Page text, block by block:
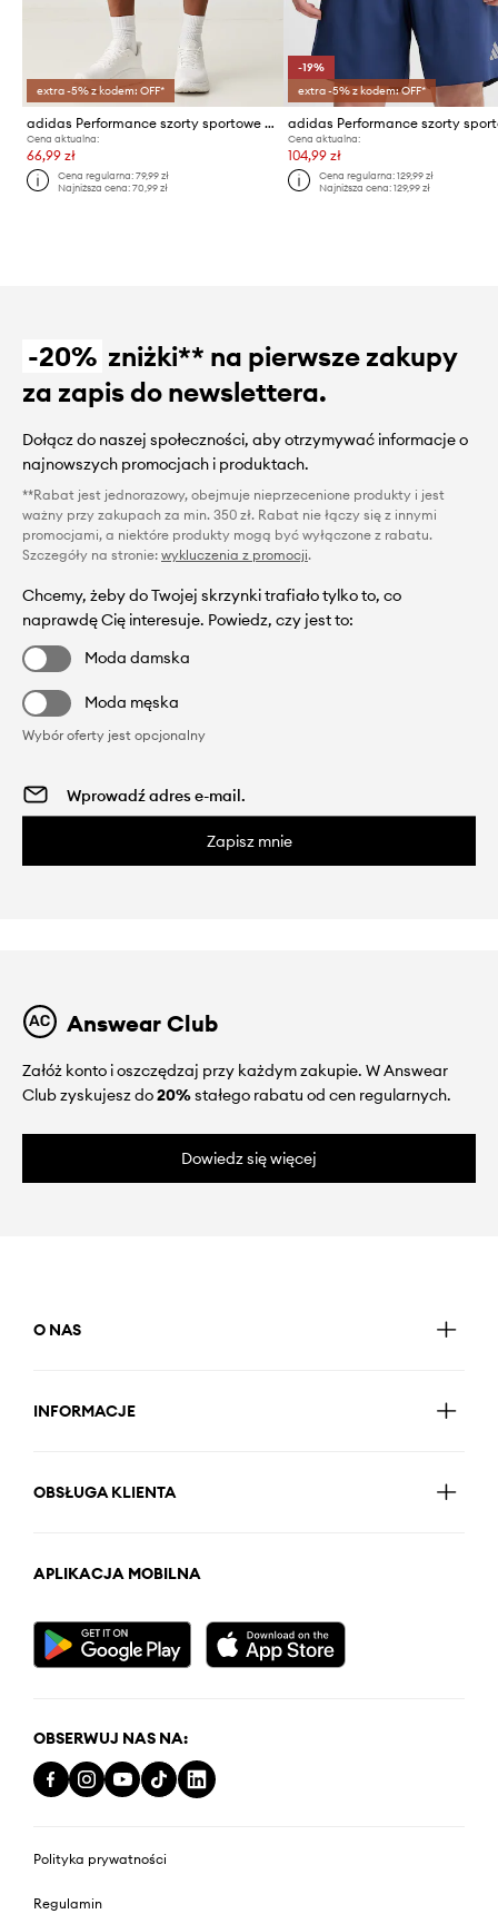
extra -5% z kodem: OFF*
adidas Performance szorty sportowe męskie Entrada26
Cena aktualna:
66,99 zł
Cena regularna:79,99 zł
Najniższa cena:70,99 zł
-19%
extra -5% z kodem: OFF*
Cena aktualna:
104,99 zł
Cena regularna: 129,99 zł
Najniższa cena: 129,99 zł
-20% zniżki** na pierwsze zakupy
za zapis do newslettera.
Dołącz do naszej społeczności, aby otrzymywać informacje o
najnowszych promocjach i produktach.
**Rabat jest jednorazowy, obejmuje nieprzecenione produkty i jest
ważny przy zakupach za min. 350 zł. Rabat nie łączy się z innymi
promocjami, a niektóre produkty mogą być wyłączone z rabatu.
Szczegóły na stronie: wykluczenia z promocji.
Chcemy, żeby do Twojej skrzynki trafiało tylko to, co
naprawdę Cię interesuje. Powiedz, czy jest to:
Moda damska
Moda męska
Wybór oferty jest opcjonalny
Zapisz mnie
Answear Club
Załóż konto i oszczędzaj przy każdym zakupie. W Answear
Club zyskujesz do20%stałego rabatu od cen regularnych.
Dowiedz się więcej
O NAS
INFORMACJE
OBSŁUGA KLIENTA
APLIKACJA MOBILNA
OBSERWUJ NAS NA:
Polityka prywatności
Regulamin